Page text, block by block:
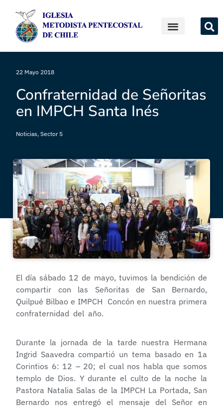
22 Mayo 2018
Confraternidad de Señoritas
en IMPCH Santa Inés
Noticias, Sector 5
El día sábado 12 de mayo, tuvimos la bendición de
compartir con las Señoritas de San Bernardo,
Quilpué Bilbao e IMPCH Concón en nuestra primera
confraternidad del año.
Durante la jornada de la tarde nuestra Hermana
Ingrid Saavedra compartió un tema basado en 1a
Corintios 6: 12 – 20; el cual nos habla que somos
templo de Dios. Y durante el culto de la noche la
Pastora Natalia Salas de la IMPCH La Portada, San
Bernardo nos entregó el mensaje del Señor en